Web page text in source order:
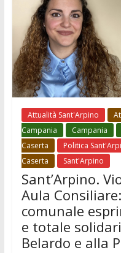
Attualità Sant'Arpino
Campania
Campania
Caserta
Politica
Caserta
Sant'Arpino
Sant’Arpino.
Aula
comunale
e totale
Belardo e alla